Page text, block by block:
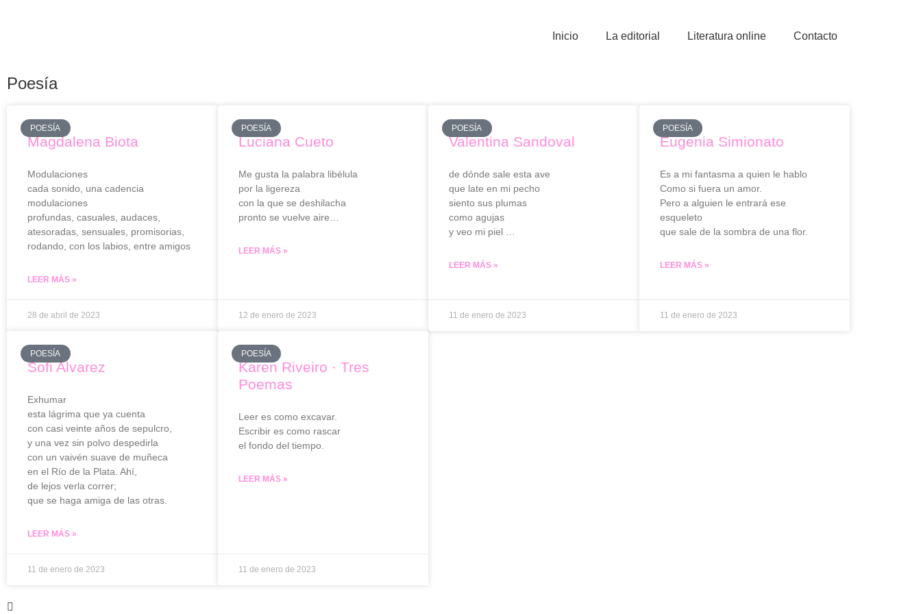
Inicio La editorial Literatura online Contacto
Poesía
POESÍA
Magdalena Biota
Modulaciones
cada sonido, una cadencia
modulaciones
profundas, casuales, audaces,
atesoradas, sensuales, promisorias,
rodando, con los labios, entre amigos
LEER MÁS »
28 de abril de 2023
POESÍA
Luciana Cueto
Me gusta la palabra libélula
por la ligereza
con la que se deshilacha
pronto se vuelve aire…
LEER MÁS »
12 de enero de 2023
POESÍA
Valentina Sandoval
de dónde sale esta ave
que late en mi pecho
siento sus plumas
como agujas
y veo mi piel …
LEER MÁS »
11 de enero de 2023
POESÍA
Eugenia Simionato
Es a mi fantasma a quien le hablo
Como si fuera un amor.
Pero a alguien le entrará ese
esqueleto
que sale de la sombra de una flor.
LEER MÁS »
11 de enero de 2023
POESÍA
Sofi Alvarez
Exhumar
esta lágrima que ya cuenta
con casi veinte años de sepulcro,
y una vez sin polvo despedirla
con un vaivén suave de muñeca
en el Río de la Plata. Ahí,
de lejos verla correr;
que se haga amiga de las otras.
LEER MÁS »
11 de enero de 2023
POESÍA
Karen Riveiro · Tres
Poemas
Leer es como excavar.
Escribir es como rascar
el fondo del tiempo.
LEER MÁS »
11 de enero de 2023